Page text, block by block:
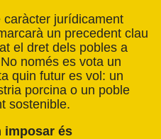
caràcter jurídicament
un precedent clau
el dret dels pobles a
només es vota un
quin futur es vol: un
porcina o un poble
sostenible.
imposar és